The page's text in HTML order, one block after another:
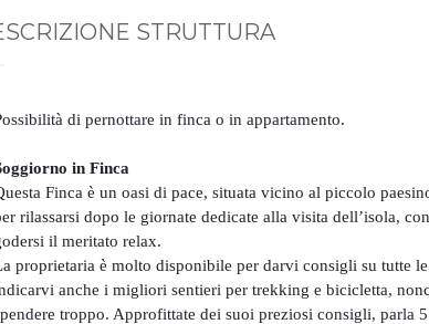
STRUTTURA
di pernottare in finca o in appartamento.
in Finca
Finca è un oasi di pace, situata vicino al piccolo
rilassarsi dopo le giornate dedicate alla visita dell’isola,
il meritato relax.
proprietaria è molto disponibile per darvi consigli su tutte
anche i migliori sentieri per trekking e bicicletta,
troppo. Approfittate dei suoi preziosi consigli, parla